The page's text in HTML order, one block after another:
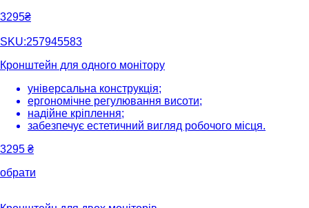
3295₴
SKU:257945583
Кронштейн для одного монітору
універсальна конструкція;
ергономічне регулювання висоти;
надійне кріплення;
забезпечує естетичний вигляд робочого місця.
3295 ₴
обрати